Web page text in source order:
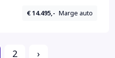
€ 14.495,- Marge auto
2 ›